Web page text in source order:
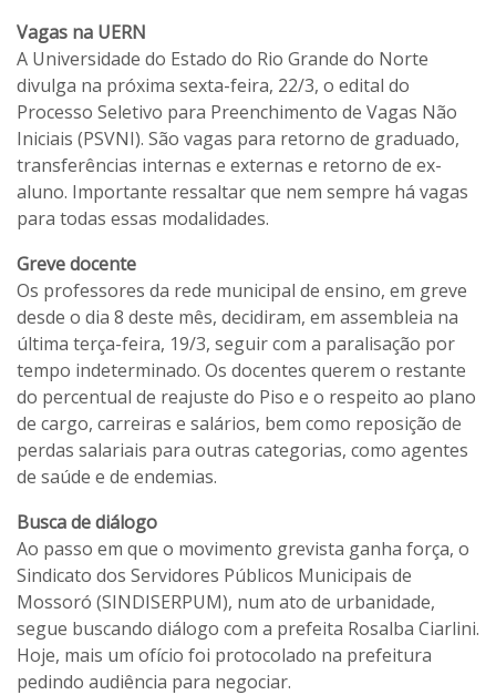
Vagas na UERN
A Universidade do Estado do Rio Grande do Norte
divulga na próxima sexta-feira, 22/3, o edital do
Processo Seletivo para Preenchimento de Vagas Não
Iniciais (PSVNI). São vagas para retorno de graduado,
transferências internas e externas e retorno de ex-
aluno. Importante ressaltar que nem sempre há vagas
para todas essas modalidades.
Greve docente
Os professores da rede municipal de ensino, em greve
desde o dia 8 deste mês, decidiram, em assembleia na
última terça-feira, 19/3, seguir com a paralisação por
tempo indeterminado. Os docentes querem o restante
do percentual de reajuste do Piso e o respeito ao plano
de cargo, carreiras e salários, bem como reposição de
perdas salariais para outras categorias, como agentes
de saúde e de endemias.
Busca de diálogo
Ao passo em que o movimento grevista ganha força, o
Sindicato dos Servidores Públicos Municipais de
Mossoró (SINDISERPUM), num ato de urbanidade,
segue buscando diálogo com a prefeita Rosalba Ciarlini.
Hoje, mais um ofício foi protocolado na prefeitura
pedindo audiência para negociar.